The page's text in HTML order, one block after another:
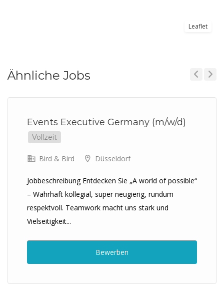
Leaflet
Ähnliche Jobs
Events Executive Germany (m/w/d)
Vollzeit
Bird & Bird Düsseldorf
Jobbeschreibung Entdecken Sie „A world of possible“
– Wahrhaft kollegial, super neugierig, rundum
respektvoll. Teamwork macht uns stark und
Vielseitigkeit...
Bewerben